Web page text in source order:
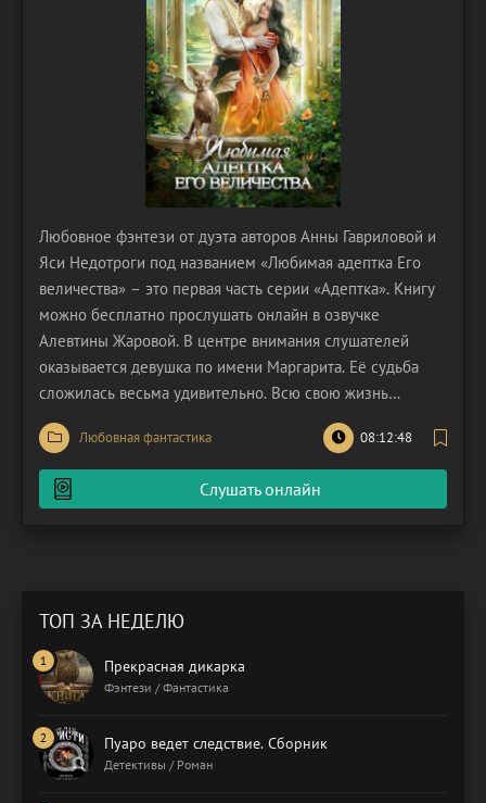
Любовное фэнтези от дуэта авторов Анны Гавриловой и
Яси Недотроги под названием «Любимая адептка Его
величества» – это первая часть серии «Адептка». Книгу
можно бесплатно прослушать онлайн в озвучке
Алевтины Жаровой. В центре внимания слушателей
оказывается девушка по имени Маргарита. Её судьба
сложилась весьма удивительно. Всю свою жизнь
героиня грезила об учебе в престижном вузе Англии.
Причем, она не просто мечтала, а делала всё, чтобы
воплотить мечту в реальность. Героиня вместе с мамой
Любовная фантастика 08:12:48
Слушать онлайн
ТОП ЗА НЕДЕЛЮ
Прекрасная дикарка
Фэнтези / Фантастика
Пуаро ведет следствие. Сборник
Детективы / Роман